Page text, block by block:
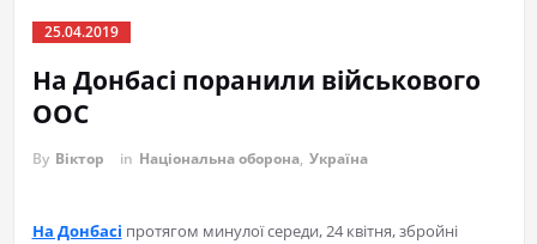
25.04.2019
На Донбасі поранили військового
ООС
By Віктор in Національна оборона, Україна
На Донбасі протягом минулої середи, 24 квітня, збройні